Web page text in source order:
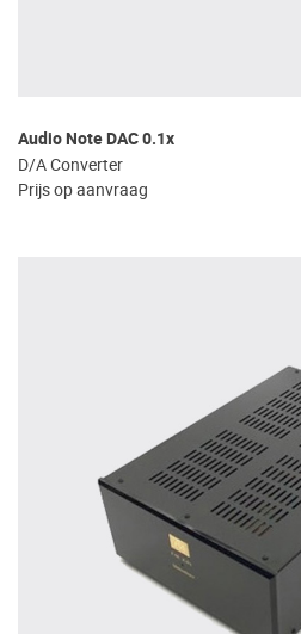
Audio Note DAC 0.1x
D/A Converter
Prijs op aanvraag